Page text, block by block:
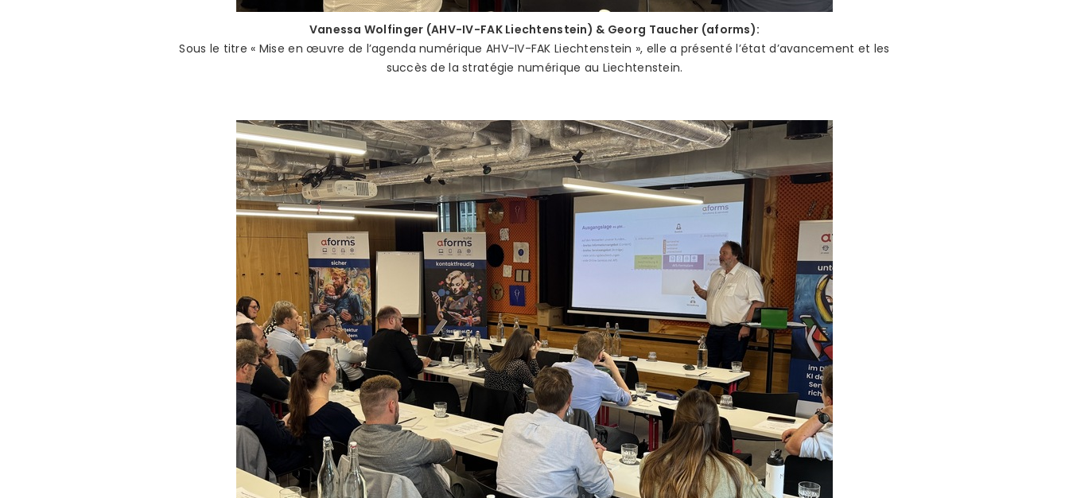
Vanessa Wolfinger (AHV-IV-FAK Liechtenstein) & Georg Taucher (aforms):
Sous le titre « Mise en œuvre de l’agenda numérique AHV-IV-FAK Liechtenstein », elle a présenté l’état d’avancement et les
succès de la stratégie numérique au Liechtenstein.